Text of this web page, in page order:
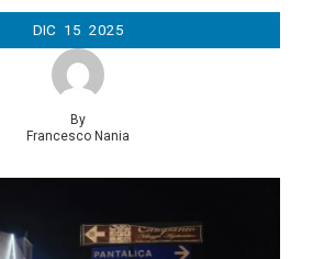
DIC 15 2025
By
Francesco Nania